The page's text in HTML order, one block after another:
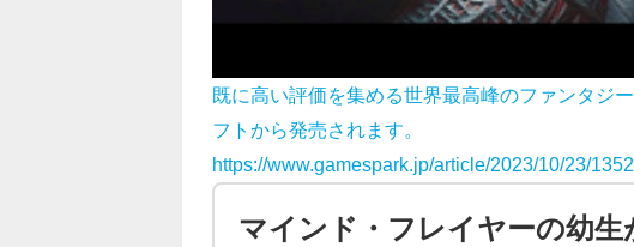
既に高い評価を集める世界最高峰のファンタジ
フトから発売されます。
https://www.gamespark.jp/article/2023/10/23/
マインド・フレイヤーの幼